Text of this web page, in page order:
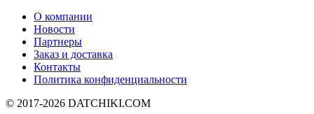
О компании
Новости
Партнеры
Заказ и доставка
Контакты
Политика конфиденциальности
© 2017-2026 DATCHIKI.COM